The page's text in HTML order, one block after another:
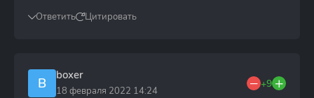
Ответить Цитировать
B boxer
18 февраля 2022 14:24
+9